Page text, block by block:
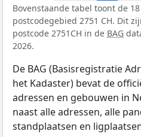
Bovenstaande tabel toont de
postcodegebied 2751 CH. Dit
postcode 2751CH in de BAG
2026.
De BAG (Basisregistratie
het Kadaster) bevat de
adressen en gebouwen in
naast alle adressen, alle
standplaatsen en